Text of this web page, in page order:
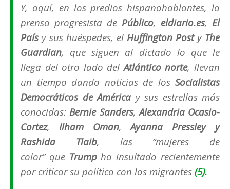
Y, aquí, en los predios hispanohablantes, la
prensa progresista de Público, eldiario.es, El
Paísy sus huéspedes, el Huffington Posty The
Guardian, que siguen al dictado lo que le
llega del otro lado delAtlántico norte, llevan
un tiempo dando noticias de los Socialistas
Democráticos de América y sus estrellas más
conocidas: Bernie Sanders,Alexandria Ocasio-
Cortez, Ilham Oman,Ayanna Pressley y
Rashida Tlaib, las“mujeres de
color”que Trumpha insultado recientemente
por criticar su política con los migrantes (5).